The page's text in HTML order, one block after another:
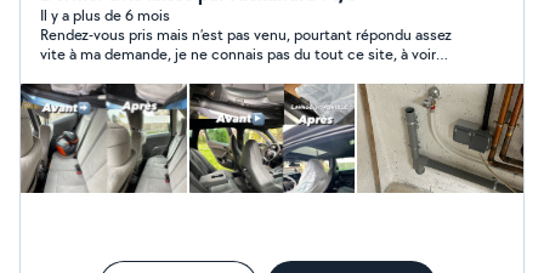
Il y a plus de 6 mois
Rendez-vous pris mais n’est pas venu, pourtant répondu assez
vite à ma demande, je ne connais pas du tout ce site, à voir…